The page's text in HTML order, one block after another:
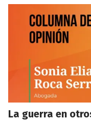
La guerra en